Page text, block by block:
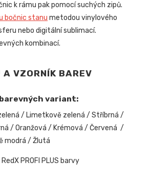
k rámu pak pomocí suchých zipů.
bočnic stanu metodou vinylového
nebo digitální sublimací.
kombinací.
VZORNÍK BAREV
variant:
/ Limetkově zelená / Stříbrná /
/ Oranžová / Krémová / Červená /
modrá / Žlutá